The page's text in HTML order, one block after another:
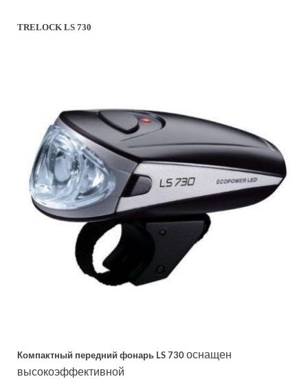
TRELOCK LS 730
Компактный передний фонарь LS 730оснащен
высокоэффективной